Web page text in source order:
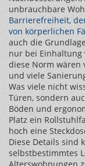
unbrauchbare
Barrierefreiheit,
von körperlichen
auch die
nur bei Einhaltung
diese Norm wären
und viele
Was viele nicht
Türen, sondern
Böden und
Platz ein
hoch eine
Diese Details sind
selbstbestimmtes